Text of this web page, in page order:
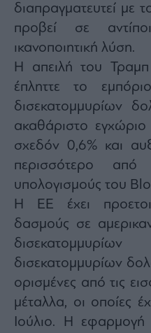
διαπραγματευτεί με
προβεί σε
ικανοποιητική λύση.
Η απειλή του
έπληττε το
δισεκατομμυρίων
ακαθάριστο
σχεδόν 0,6% και
περισσότερο
υπολογισμούς του
Η ΕΕ έχει
δασμούς σε
δισεκατομμυρίων
ορισμένες από τις
μέταλλα, οι οποίες
Ιούλιο. Η